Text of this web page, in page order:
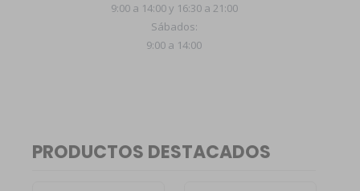
9:00 a 14:00 y 16:30 a 21:00
Sábados:
9:00 a 14:00